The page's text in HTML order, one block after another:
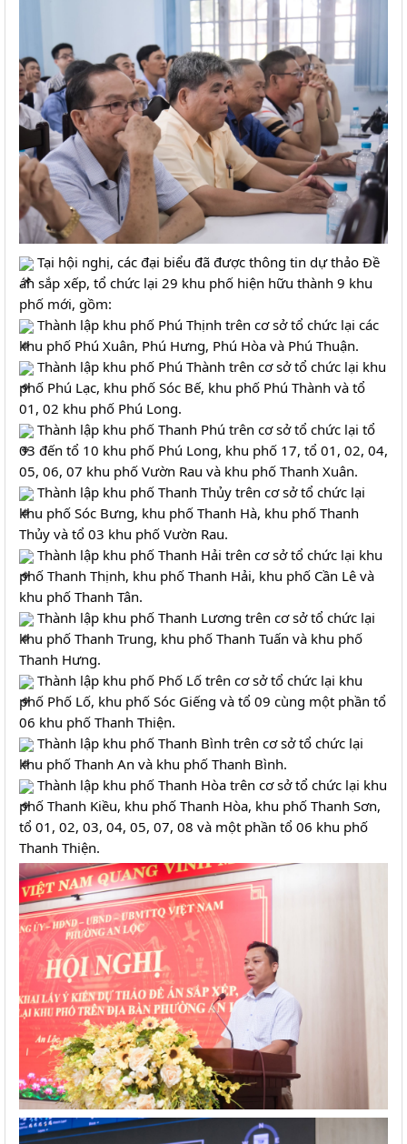
Tại hội nghị, các đại biểu đã được thông tin dự thảo Đề
án sắp xếp, tổ chức lại 29 khu phố hiện hữu thành 9 khu
phố mới, gồm:
Thành lập khu phố Phú Thịnh trên cơ sở tổ chức lại các
khu phố Phú Xuân, Phú Hưng, Phú Hòa và Phú Thuận.
Thành lập khu phố Phú Thành trên cơ sở tổ chức lại khu
phố Phú Lạc, khu phố Sóc Bế, khu phố Phú Thành và tổ
01, 02 khu phố Phú Long.
Thành lập khu phố Thanh Phú trên cơ sở tổ chức lại tổ
03 đến tổ 10 khu phố Phú Long, khu phố 17, tổ 01, 02, 04,
05, 06, 07 khu phố Vườn Rau và khu phố Thanh Xuân.
Thành lập khu phố Thanh Thủy trên cơ sở tổ chức lại
khu phố Sóc Bưng, khu phố Thanh Hà, khu phố Thanh
Thủy và tổ 03 khu phố Vườn Rau.
Thành lập khu phố Thanh Hải trên cơ sở tổ chức lại khu
phố Thanh Thịnh, khu phố Thanh Hải, khu phố Cần Lê và
khu phố Thanh Tân.
Thành lập khu phố Thanh Lương trên cơ sở tổ chức lại
khu phố Thanh Trung, khu phố Thanh Tuấn và khu phố
Thanh Hưng.
Thành lập khu phố Phố Lố trên cơ sở tổ chức lại khu
phố Phố Lố, khu phố Sóc Giếng và tổ 09 cùng một phần tổ
06 khu phố Thanh Thiện.
Thành lập khu phố Thanh Bình trên cơ sở tổ chức lại
khu phố Thanh An và khu phố Thanh Bình.
Thành lập khu phố Thanh Hòa trên cơ sở tổ chức lại khu
phố Thanh Kiều, khu phố Thanh Hòa, khu phố Thanh Sơn,
tổ 01, 02, 03, 04, 05, 07, 08 và một phần tổ 06 khu phố
Thanh Thiện.